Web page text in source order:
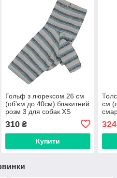
Гольф з люрексом 26 см
(об'єм до 40см) блакитний
розм 3 для собак XS
310₴
Купити
см
324